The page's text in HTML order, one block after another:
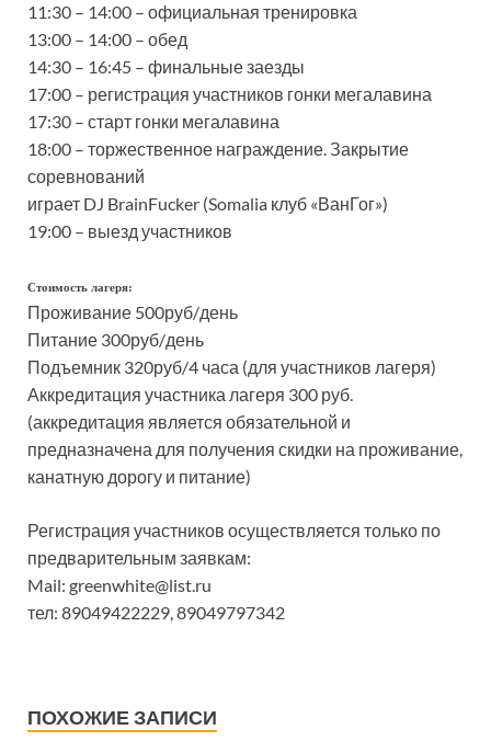
11:30 – 14:00 – официальная тренировка
13:00 – 14:00 – обед
14:30 – 16:45 – финальные заезды
17:00 – регистрация участников гонки мегалавина
17:30 – старт гонки мегалавина
18:00 – торжественное награждение. Закрытие
соревнований
играет DJ BrainFucker (Somalia клуб «ВанГог»)
19:00 – выезд участников
Стоимость лагеря:
Проживание 500руб/день
Питание 300руб/день
Подъемник 320руб/4 часа (для участников лагеря)
Аккредитация участника лагеря 300 руб.
(аккредитация является обязательной и
предназначена для получения скидки на проживание,
канатную дорогу и питание)
Регистрация участников осуществляется только по
предварительным заявкам:
Mail: greenwhite@list.ru
тел: 89049422229, 89049797342
ПОХОЖИЕ ЗАПИСИ